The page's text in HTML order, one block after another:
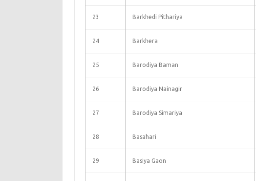
23 Barkhedi Pithariya
24 Barkhera
25 Barodiya Baman
26 Barodiya Nainagir
27 Barodiya Simariya
28 Basahari
29 Basiya Gaon